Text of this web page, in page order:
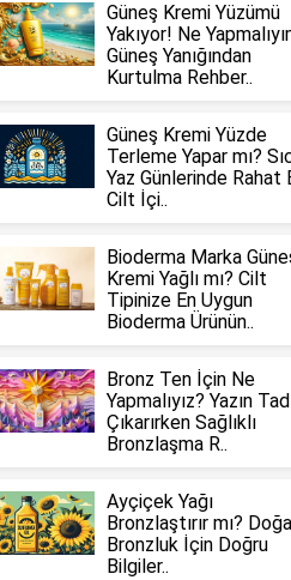
Güneş Kremi Yüzümü
Yakıyor! Ne
Güneş Yanığından
Kurtulma Rehber..
Güneş Kremi Yüzde
Terleme Yapar mı?
Yaz Günlerinde Rahat
Cilt İçi..
Bioderma Marka
Kremi Yağlı mı? Cilt
Tipinize En Uygun
Bioderma Ürünün..
Bronz Ten İçin Ne
Yapmalıyız? Yazın
Çıkarırken Sağlıklı
Bronzlaşma R..
Ayçiçek Yağı
Bronzlaştırır mı?
Bronzluk İçin Doğru
Bilgiler..